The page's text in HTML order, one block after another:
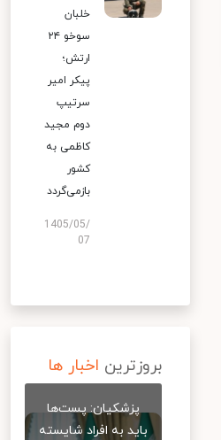
خلبان
سوخو ۲۴
ارتش؛
پیکر امیر
سرتیپ
دوم مجید
کاظمی به
کشور
بازمی‌گردد
1405/05/
07
بروزترین اخبار ها
پزشکیان: پست‌ها
باید به افراد شایسته